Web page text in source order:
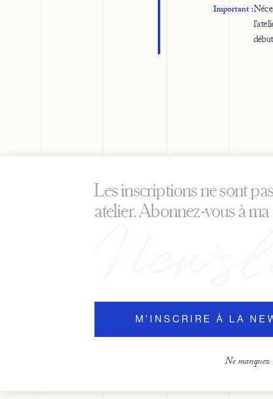
Important :
Les inscriptions ne sont
atelier. Abonnez-vous à
M'INSCRIRE À LA
Ne